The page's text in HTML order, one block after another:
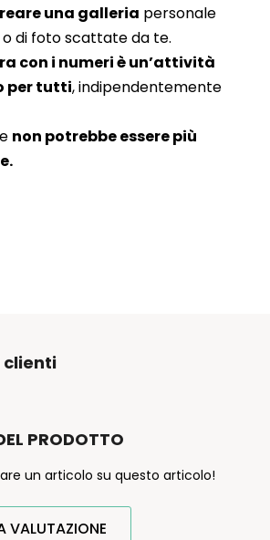
una galleria personale
o di foto scattate da te.
con i numeri è un’attività
per tutti, indipendentemente
non potrebbe essere più
clienti
PRODOTTO
un articolo su questo articolo!
VALUTAZIONE